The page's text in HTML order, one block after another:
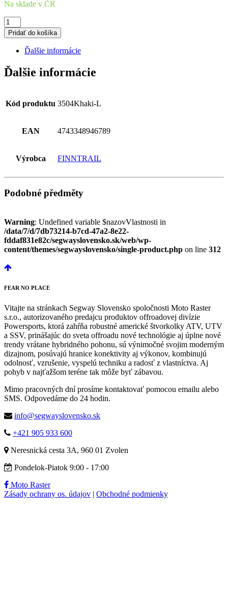
Na sklade v ČR
množstvo
Jacket
LightSuit
Khaki
Pridať do košíka
Ďalšie informácie
Ďalšie informácie
Kód produktu 3504Khaki-L
EAN 4743348946789
Výrobca FINNTRAIL
Podobné předměty
Warning: Undefined variable $nazovVlastnosti in
/data/7/d/7db73214-b7cd-47a2-8e22-
fddaf831e82c/segwayslovensko.sk/web/wp-
content/themes/segwayslovensko/single-product.php on line 312
FEAR NO PLACE
Vitajte na stránkach Segway Slovensko spoločnosti Moto Raster
s.r.o., autorizovaného predajcu produktov offroadovej divízie
Powersports, ktorá zahŕňa robustné americké štvorkolky ATV, UTV
a SSV, prinášajúc do sveta offroadu nové technológie aj úplne nové
trendy vrátane hybridného pohonu, sú výnimočné svojim moderným
dizajnom, posúvajú hranice konektivity aj výkonov, kombinujú
odolnosť, vzrušenie, vyspelú techniku a radosť z vlastníctva. Aj
pohyb v najťažšom teréne tak môže byť zábavou.
Mimo pracovných dní prosíme kontaktovať pomocou emailu alebo
SMS. Odpovedáme do 24 hodin.
info@segwayslovensko.sk
+421 905 933 600
Neresnická cesta 3A, 960 01 Zvolen
Pondelok-Piatok 9:00 - 17:00
Moto Raster
Zásady ochrany os. údajov | Obchodné podmienky